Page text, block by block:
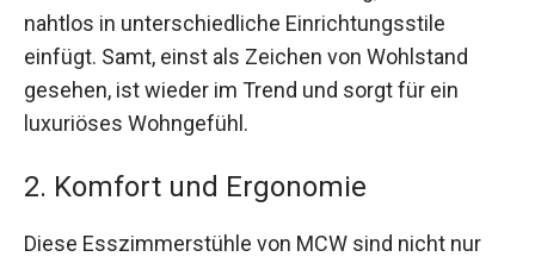
nahtlos in unterschiedliche Einrichtungsstile
einfügt. Samt, einst als Zeichen von Wohlstand
gesehen, ist wieder im Trend und sorgt für ein
luxuriöses Wohngefühl.
2. Komfort und Ergonomie
Diese Esszimmerstühle von MCW sind nicht nur